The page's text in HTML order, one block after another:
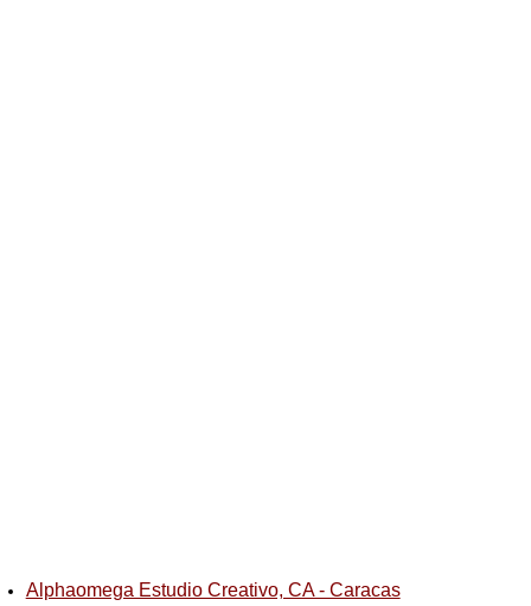
Alphaomega Estudio Creativo, CA - Caracas